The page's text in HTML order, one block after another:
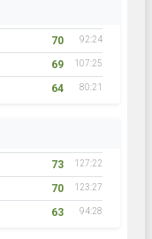
70 92:24
69 107:25
64 80:21
73 127:22
70 123:27
63 94:28